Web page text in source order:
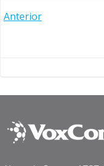
Post
Anterior